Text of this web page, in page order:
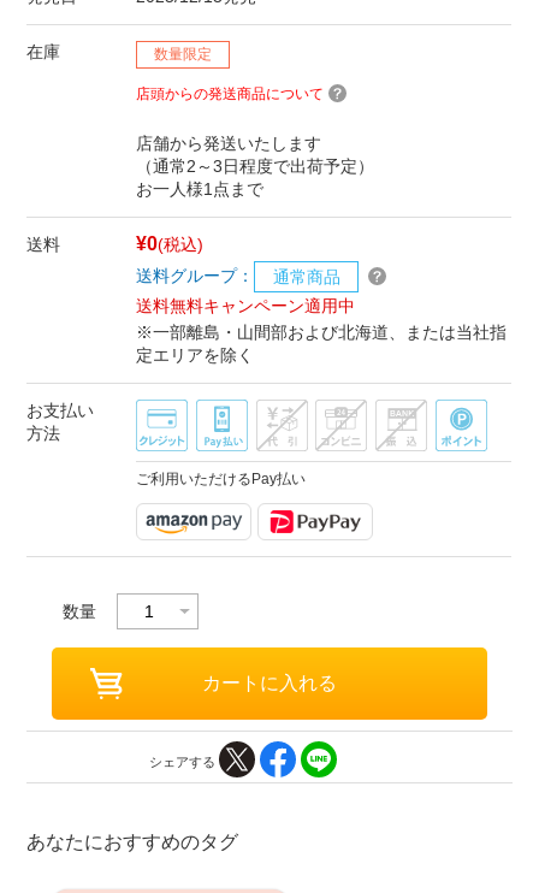
在庫 数量限定
店頭からの発送商品について
店舗から発送いたします
（通常2～3日程度で出荷予定）
お一人様1点まで
送料 ¥0(税込)
送料グループ：
通常商品
送料無料キャンペーン適用中
※一部離島・山間部および北海道、または当社指
定エリアを除く
お支払い
方法
ご利用いただけるPay払い
数量
シェアする
あなたにおすすめのタグ